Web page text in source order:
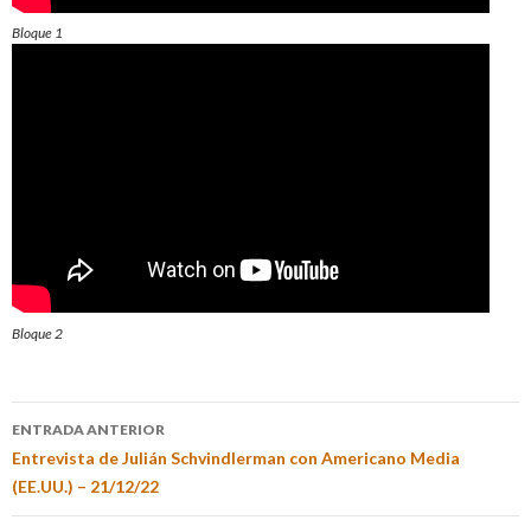
Bloque 1
Bloque 2
ENTRADA ANTERIOR
Entrevista de Julián Schvindlerman con Americano Media
(EE.UU.) – 21/12/22